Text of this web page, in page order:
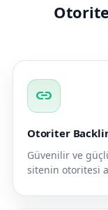
link
Otoriter
Güvenilir ve
sitenin otoritesi